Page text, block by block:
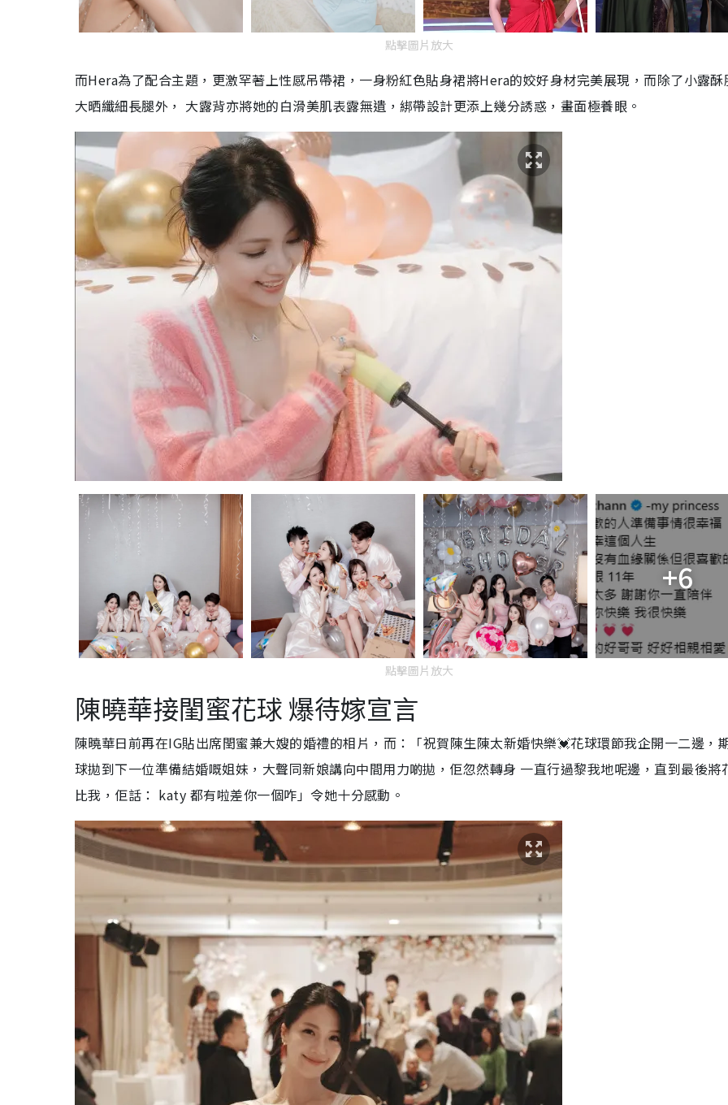
點擊圖片放大
而Hera為了配合主題，更激罕著上性感吊帶裙，一身粉紅色貼身裙將Hera的姣好身材完美展現，而除了小露酥
大晒纖細長腿外， 大露背亦將她的白滑美肌表露無遺，綁帶設計更添上幾分誘惑，畫面極養眼。
+6
點擊圖片放大
陳曉華接閨蜜花球 爆待嫁宣言
陳曉華日前再在IG貼出席閏蜜兼大嫂的婚禮的相片，而：「祝賀陳生陳太新婚快樂💓花球環節我企開一二邊，
球拋到下一位準備結婚嘅姐妹，大聲同新娘講向中間用力啲拋，佢忽然轉身 一直行過黎我地呢邊，直到最後將
比我，佢話： katy 都有啦差你一個咋」令她十分感動。